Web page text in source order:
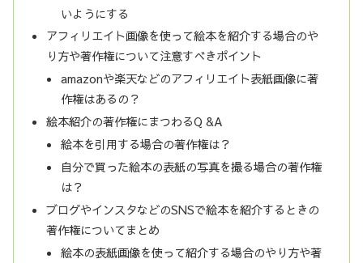
いようにする
アフィリエイト画像を使って絵本を紹介する場合のや
り方や著作権について注意すべきポイント
amazonや楽天などのアフィリエイト表紙画像に著
作権はあるの？
絵本紹介の著作権にまつわるQ &A
絵本を引用する場合の著作権は？
自分で買った絵本の表紙の写真を撮る場合の著作権
は？
ブログやインスタなどのSNSで絵本を紹介するときの
著作権についてまとめ
絵本の表紙画像を使って紹介する場合のやり方や著